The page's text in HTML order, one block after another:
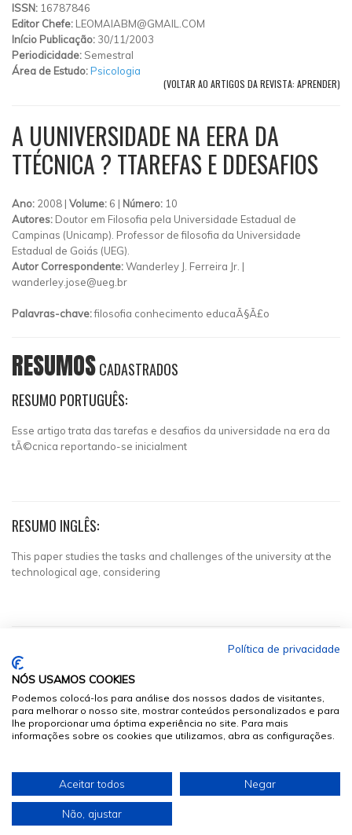
ISSN: 16787846
Editor Chefe: LEOMAIABM@GMAIL.COM
Início Publicação: 30/11/2003
Periodicidade: Semestral
Área de Estudo:Psicologia
(VOLTAR AO ARTIGOS DA REVISTA: APRENDER)
A UUNIVERSIDADE NA EERA DA
TTÉCNICA ? TTAREFAS E DDESAFIOS
Ano: 2008 | Volume: 6 | Número: 10
Autores: Doutor em Filosofia pela Universidade Estadual de
Campinas (Unicamp). Professor de filosofia da Universidade
Estadual de Goiás (UEG).
Autor Correspondente:Wanderley J. Ferreira Jr. |
wanderley.jose@ueg.br
Palavras-chave:filosofia conhecimento educaÃ§Ã£o
RESUMOSCADASTRADOS
RESUMO PORTUGUÊS:
Esse artigo trata das tarefas e desafios da universidade na era da
tÃ©cnica reportando-se inicialment
RESUMO INGLÊS:
This paper studies the tasks and challenges of the university at the
technological age, considering
© 2026 Sumários.org
. Todos os Direitos Reservados
Desenvolvido por
Política de privacidade
NÓS USAMOS COOKIES
Podemos colocá-los para análise dos nossos dados de visitantes,
para melhorar o nosso site, mostrar conteúdos personalizados e para
lhe proporcionar uma óptima experiência no site. Para mais
informações sobre os cookies que utilizamos, abra as configurações.
Aceitar todos Negar
Não, ajustar